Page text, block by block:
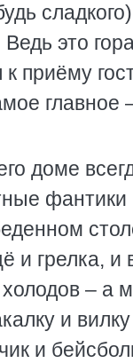
это
к приёму
главное
доме
фантики
и грелка, и
– а
и
и